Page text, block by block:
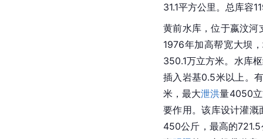
31.1平方公里。总库容
黄前水库，位于嬴汶河
1976年加高帮宽大坝
350.1万立方米。水库
插入岩基0.5米以上。
米，最大泄洪量4050立
要作用。该库设计灌溉
450公斤，最高的